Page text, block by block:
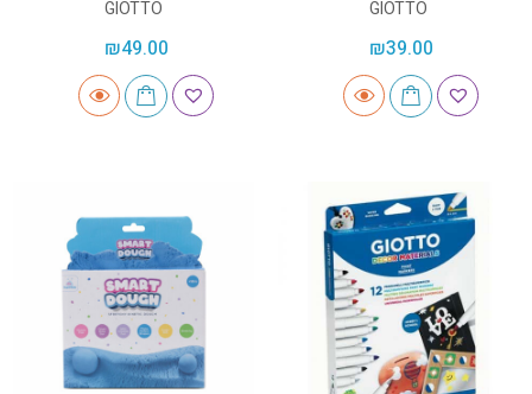
GIOTTO
₪39.00
GIOTTO
₪49.00